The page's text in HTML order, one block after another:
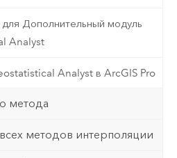
Дополнительный модуль
Analyst
Analyst в ArcGIS Pro
метода
методов интерполяции